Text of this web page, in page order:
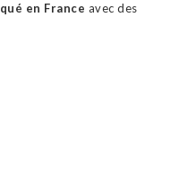
en France avec des